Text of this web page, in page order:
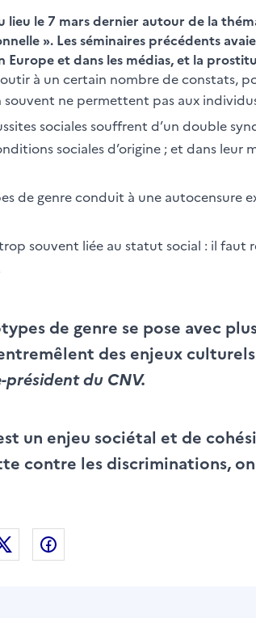
lieu le 7 mars dernier autour de la
». Les séminaires précédents
et dans les médias, et la
à un certain nombre de constats,
ne permettent pas aux
sociales souffrent d’un double
sociales d’origine ; et dans leur
de genre conduit à une autocensure
souvent liée au statut social : il
de genre se pose avec
des enjeux
président du CNV.
un enjeu sociétal et de
contre les discriminations, on
de la page dans le presse-papier